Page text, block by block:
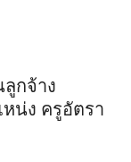
กจ้าง
น่ง ครูอัตรา